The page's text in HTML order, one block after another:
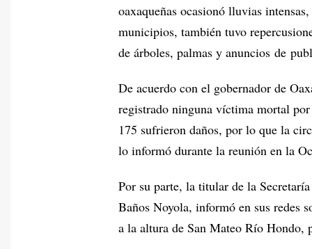
oaxaqueñas ocasionó lluvias
municipios, también tuvo
de árboles, palmas y anuncios de
De acuerdo con el gobernador de
registrado ninguna víctima mortal
175 sufrieron daños, por lo que la
lo informó durante la reunión en la
Por su parte, la titular de la
Baños Noyola, informó en sus redes
a la altura de San Mateo Río Hondo,